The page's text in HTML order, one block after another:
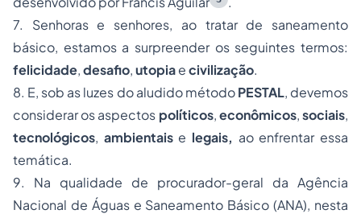
7. Senhoras e senhores, ao tratar de saneamento
básico, estamos a surpreender os seguintes termos:
felicidade,desafio,utopiaecivilização.
8. E, sob as luzes do aludido métodoPESTAL, devemos
considerar os aspectos políticos,econômicos,sociais,
tecnológicos, ambientaise legais, ao enfrentar essa
temática.
9. Na qualidade de procurador-geral da Agência
Nacional de Águas e Saneamento Básico (ANA), nesta